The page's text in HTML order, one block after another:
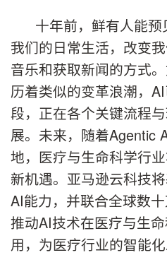
十年前，鲜有人能
我们的日常生活，改变
音乐和获取新闻的方式
历着类似的变革浪潮，
段，正在各个关键流程
展。未来，随着Agentic
地，医疗与生命科学行
新机遇。亚马逊云科技
AI能力，并联合全球数
推动AI技术在医疗与生
用，为医疗行业的智能